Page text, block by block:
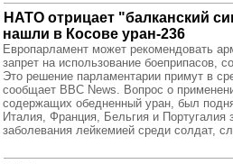
НАТО отрицает "балканский
нашли в Косове уран-236
Европарламент может рекомендовать
запрет на использование боеприпасов,
Это решение парламентарии примут в
сообщает BBC News. Вопрос о
содержащих обедненный уран, был
Италия, Франция, Бельгия и Португалия
заболевания лейкемией среди солдат,